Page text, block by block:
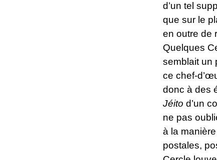
d’un tel
que sur le
en outre de
Quelques
semblait un
ce chef-
donc à des
Jéito d’un
ne pas
à la
postales,